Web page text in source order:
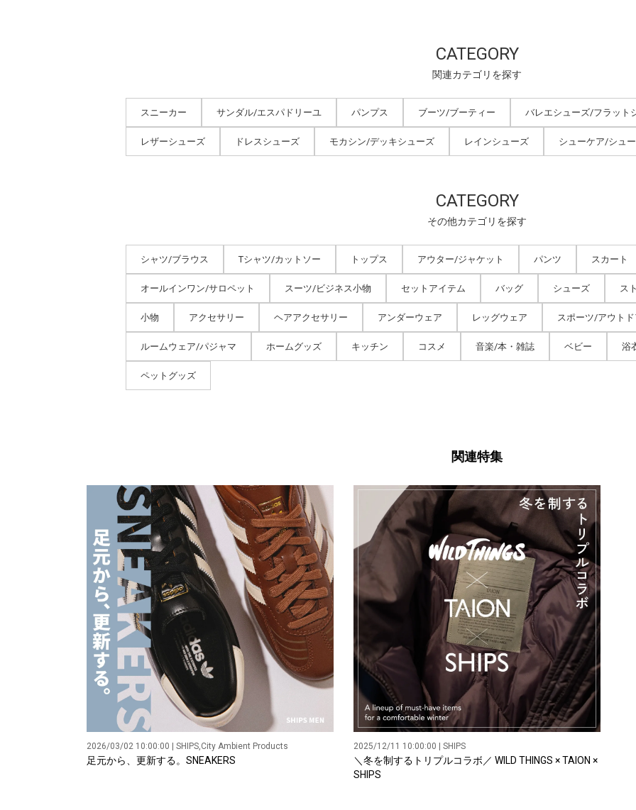
CATEGORY
関連カテゴリを探す
スニーカー サンダル/エスパドリーユ パンプス ブーツ/ブーティー バレエシューズ/フラット
レザーシューズ ドレスシューズ モカシン/デッキシューズ レインシューズ シューケア/シュ
CATEGORY
その他カテゴリを探す
シャツ/ブラウス Tシャツ/カットソー トップス アウター/ジャケット パンツ スカート
オールインワン/サロペット スーツ/ビジネス小物 セットアイテム バッグ シューズ ス
小物 アクセサリー ヘアアクセサリー アンダーウェア レッグウェア スポーツ/アウトド
ルームウェア/パジャマ ホームグッズ キッチン コスメ 音楽/本・雑誌 ベビー 浴
ペットグッズ
関連特集
2026/03/02 10:00:00 | SHIPS,City Ambient Products
足元から、更新する。SNEAKERS
2025/12/11 10:00:00 | SHIPS
＼冬を制するトリプルコラボ／ WILD THINGS × TAION ×
SHIPS